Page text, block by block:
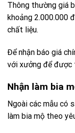
Thông thường giá
khoảng 2.000.000
chất liệu.
Để nhận báo giá
với xưởng để
Nhận làm bia
Ngoài các mẫu có
làm bia mộ theo